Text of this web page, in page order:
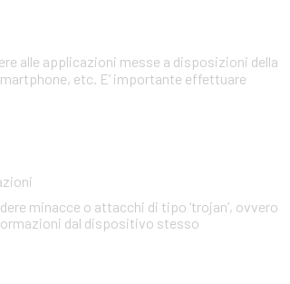
alle applicazioni messe a disposizioni della
etc. E’ importante effettuare
minacce o attacchi di tipo ‘trojan’, ovvero
dal dispositivo stesso